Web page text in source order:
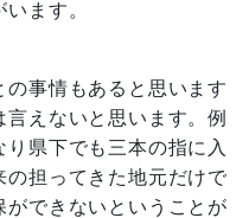
ます。
事情もあると思います
えないと思います。例
県下でも三本の指に入
の担ってきた地元だけで
ができないということが